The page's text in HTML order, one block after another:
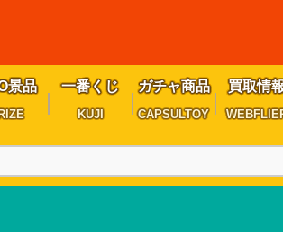
景品 一番くじ
KUJI
ガチャ商品
CAPSULTOY
買取情